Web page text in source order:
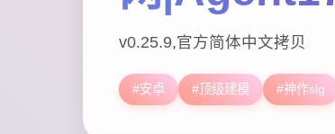
v0.25.9,官方简体中文拷贝
#安卓 #顶级建模 #神作slg